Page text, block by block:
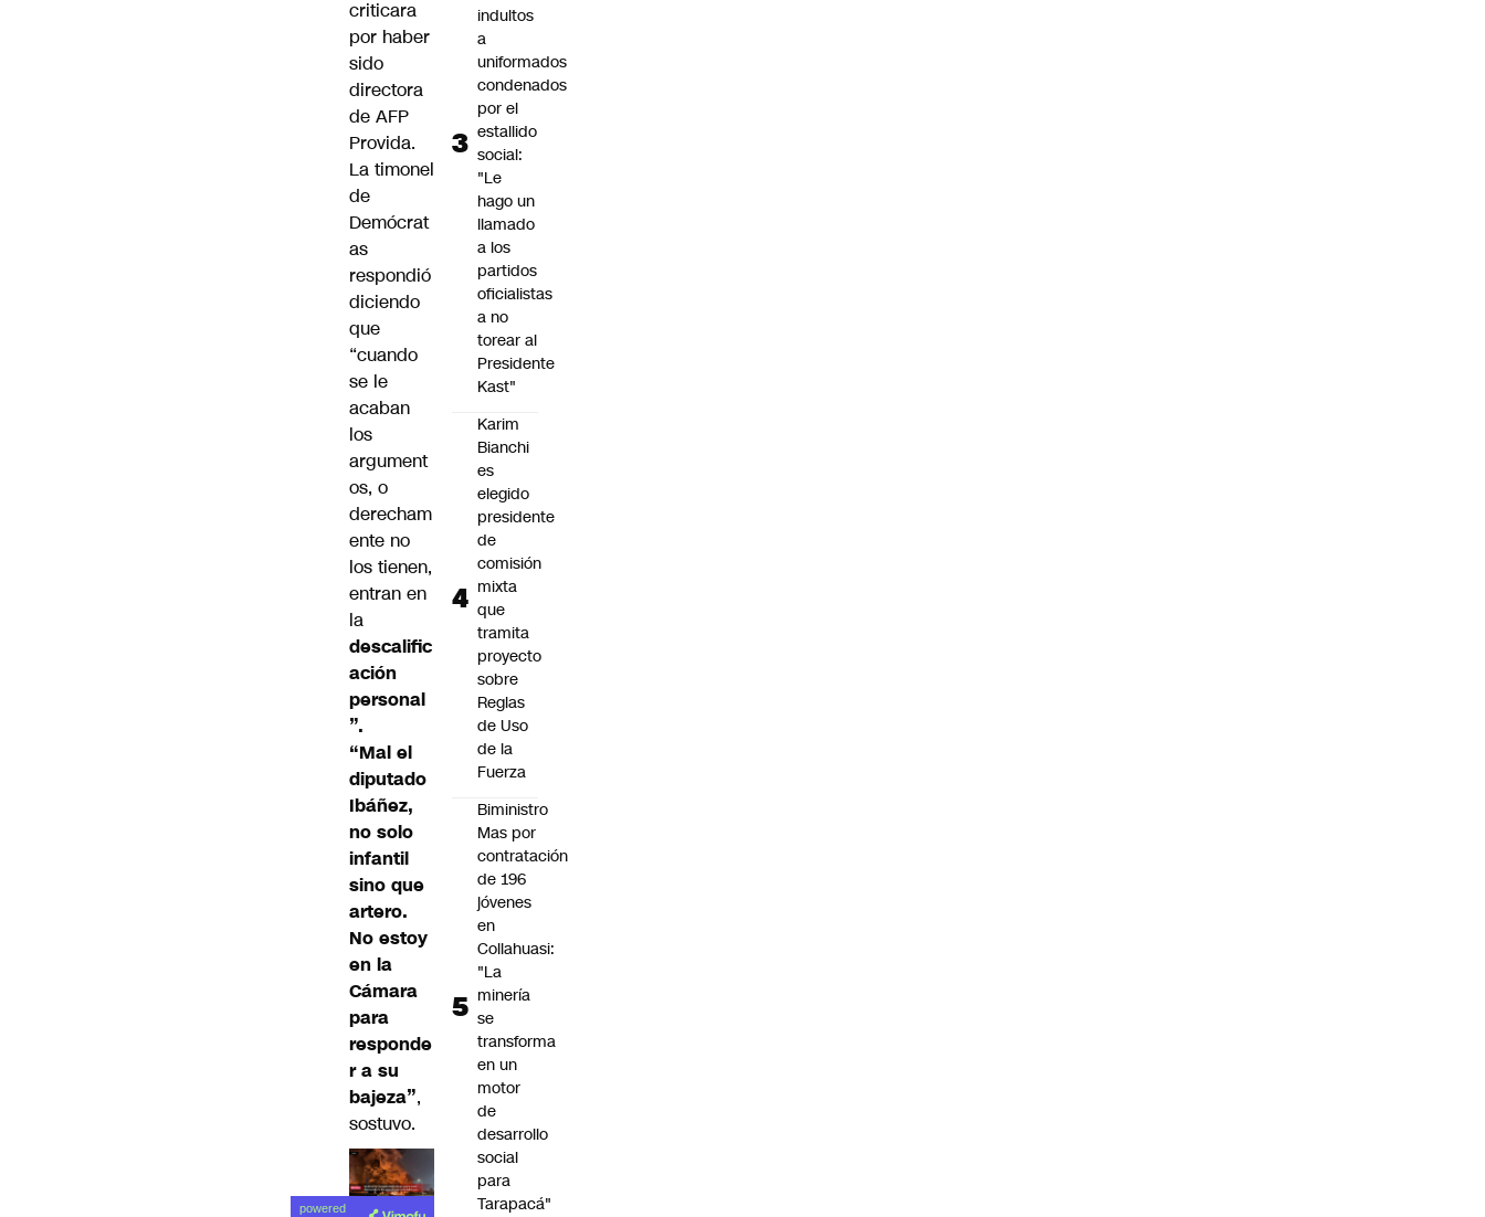
criticara
por haber
sido
directora
de AFP
Provida.
La timonel
de
Demócrat
as
respondió
diciendo
que
“cuando
se le
acaban
los
argument
os, o
derecham
ente no
los tienen,
entran en
la
descalific
ación
personal
”.
“Mal el
diputado
Ibáñez,
no solo
infantil
sino que
artero.
No estoy
en la
Cámara
para
responde
r a su
bajeza”,
sostuvo.
powered
indultos
a
uniformados
condenados
por el
estallido
social:
"Le
hago un
llamado
a los
partidos
oficialistas
a no
torear al
Presidente
Kast"
Karim
Bianchi
es
elegido
presidente
de
comisión
mixta
que
tramita
proyecto
sobre
Reglas
de Uso
de la
Fuerza
Biministro
Mas por
contratación
de 196
jóvenes
en
Collahuasi:
"La
minería
se
transforma
en un
motor
de
desarrollo
social
para
Tarapacá"